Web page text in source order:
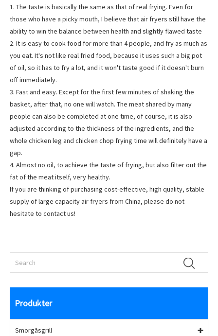
1. The taste is basically the same as that of real frying. Even for
those who have a picky mouth, I believe that air fryers still have the
ability to win the balance between health and slightly flawed taste
2. It is easy to cook food for more than 4 people, and fry as much as
you eat. It's not like real fried food, because it uses such a big pot
of oil, so it has to fry a lot, and it won't taste good if it doesn't burn
off immediately.
3. Fast and easy. Except for the first few minutes of shaking the
basket, after that, no one will watch. The meat shared by many
people can also be completed at one time, of course, it is also
adjusted according to the thickness of the ingredients, and the
whole chicken leg and chicken chop frying time will definitely have a
gap.
4. Almost no oil, to achieve the taste of frying, but also filter out the
fat of the meat itself, very healthy.
If you are thinking of purchasing cost-effective, high quality, stable
supply of large capacity air fryers from China, please do not
hesitate to contact us!
Produkter
Smörgåsgrill